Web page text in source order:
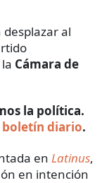
desplazar al
Cámara de
la política.
boletín diario.
en Latinus,
en intención